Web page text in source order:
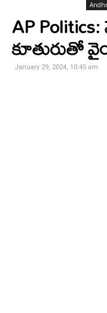
AP
కూతురుతో
January 29, 2024, 10:45 am